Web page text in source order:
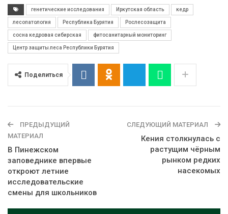
генетические исследования Иркутская область кедр
лесопатология Республика Бурятия Рослесозащита
сосна кедровая сибирская фитосанитарный мониторинг
Центр защиты леса Республики Бурятия
Поделиться
ПРЕДЫДУЩИЙ
МАТЕРИАЛ
В Пинежском
заповеднике впервые
откроют летние
исследовательские
смены для школьников
СЛЕДУЮЩИЙ МАТЕРИАЛ
Кения столкнулась с
растущим чёрным
рынком редких
насекомых